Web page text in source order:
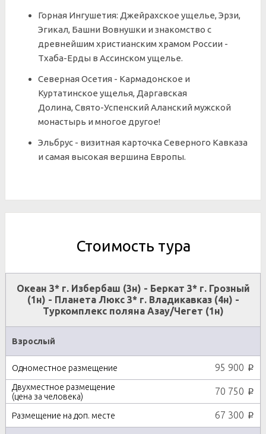
Горная Ингушетия: Джейрахское ущелье, Эрзи,
Эгикал, Башни Вовнушки и знакомство с
древнейшим христианским храмом России -
Тхаба-Ерды в Ассинском ущелье.
Северная Осетия - Кармадонское и
Куртатинское ущелья, Даргавская
Долина, Свято-Успенский Аланский мужской
монастырь и многое другое!
Эльбрус - визитная карточка Северного Кавказа
и самая высокая вершина Европы.
Стоимость тура
Океан 3* г. Избербаш (3н) - Беркат 3* г. Грозный
(1н) - Планета Люкс 3* г. Владикавказ (4н) -
Туркомплекс поляна Азау/Чегет (1н)
Взрослый
95 900 p
70 750 p
67 300 p